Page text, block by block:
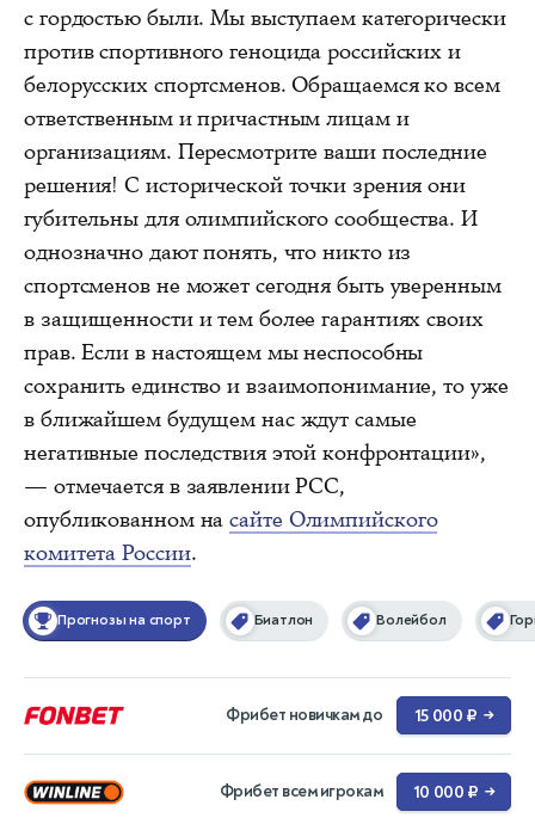
с гордостью были. Мы выступаем категорически
против спортивного геноцида российских и
белорусских спортсменов. Обращаемся ко всем
ответственным и причастным лицам и
организациям. Пересмотрите ваши последние
решения! С исторической точки зрения они
губительны для олимпийского сообщества. И
однозначно дают понять, что никто из
спортсменов не может сегодня быть уверенным
в защищенности и тем более гарантиях своих
прав. Если в настоящем мы неспособны
сохранить единство и взаимопонимание, то уже
в ближайшем будущем нас ждут самые
негативные последствия этой конфронтации»,
— отмечается в заявлении РСС,
опубликованном насайте Олимпийского
комитета России.
Прогнозы на спорт Биатлон Волейбол
Фрибет новичкам до 15 000 ₽ →
Фрибет всем игрокам 10 000 ₽ →